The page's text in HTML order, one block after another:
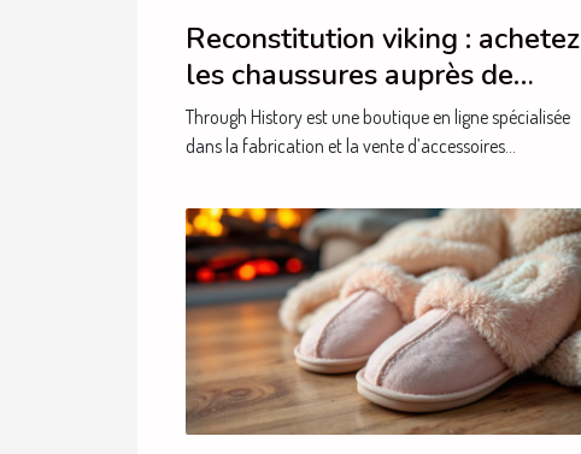
Reconstitution viking : achetez
les chaussures auprès de
Through History !
Through History est une boutique en ligne spécialisée
dans la fabrication et la vente d’accessoires...